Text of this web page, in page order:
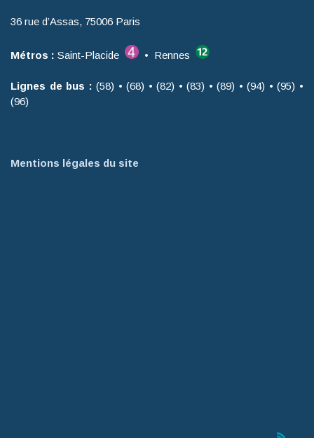
36 rue d’Assas, 75006 Paris
Métros : Saint-Placide • Rennes
Lignes de bus : (58) • (68) • (82) • (83) • (89) • (94) • (95) •
(96)
Mentions légales du site